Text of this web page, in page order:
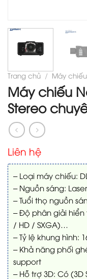
Trang chủ / Máy chiếu
Máy chiếu
Stereo
Liên hệ
– Loại máy chiếu:
– Nguồn sáng:
– Tuổi thọ nguồn
– Độ phân giải hiển
/ HD / SXGA)…
– Tỷ lệ khung hình:
– Khả năng phối
support
– Hỗ trợ 3D: Có (3D